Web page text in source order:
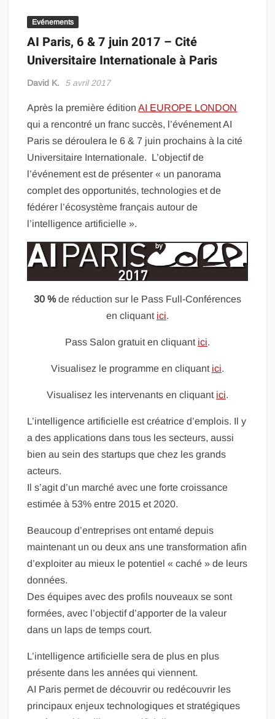
Evénements
AI Paris, 6 & 7 juin 2017 – Cité
Universitaire Internationale à Paris
David K. 5 avril 2017
Après la première éditionAI EUROPE LONDON
qui a rencontré un franc succès, l’événement AI
Paris se déroulera le 6 & 7 juin prochains à la cité
Universitaire Internationale. L’objectif de
l’événement est de présenter « un panorama
complet des opportunités, technologies et de
fédérer l’écosystème français autour de
l’intelligence artificielle ».
30 %de réduction sur le Pass Full-Conférences
en cliquant ici.
Pass Salon gratuit en cliquant ici.
Visualisez le programme en cliquant ici.
Visualisez les intervenants en cliquant ici.
L’intelligence artificielle est créatrice d’emplois. Il y
a des applications dans tous les secteurs, aussi
bien au sein des startups que chez les grands
acteurs.
Il s’agit d’un marché avec une forte croissance
estimée à 53% entre 2015 et 2020.
Beaucoup d’entreprises ont entamé depuis
maintenant un ou deux ans une transformation afin
d’exploiter au mieux le potentiel « caché » de leurs
données.
Des équipes avec des profils nouveaux se sont
formées, avec l’objectif d’apporter de la valeur
dans un laps de temps court.
L’intelligence artificielle sera de plus en plus
présente dans les années qui viennent.
AI Paris permet de découvrir ou redécouvrir les
principaux enjeux technologiques et stratégiques